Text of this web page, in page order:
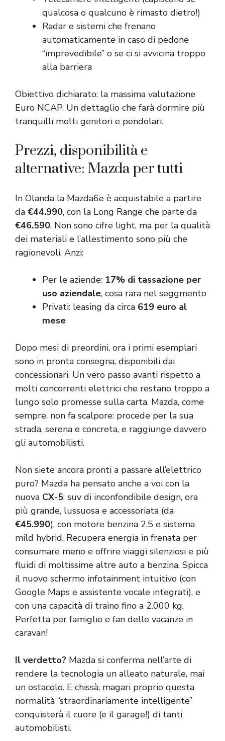
qualcosa o qualcuno è rimasto dietro!)
Radar e sistemi che frenano
automaticamente in caso di pedone
“imprevedibile” o se ci si avvicina troppo
alla barriera
Obiettivo dichiarato: la massima valutazione
Euro NCAP. Un dettaglio che farà dormire più
tranquilli molti genitori e pendolari.
Prezzi, disponibilità e
alternative: Mazda per tutti
In Olanda la Mazda6e è acquistabile a partire
da €44.990, con la Long Range che parte da
€46.590. Non sono cifre light, ma per la qualità
dei materiali e l’allestimento sono più che
ragionevoli. Anzi:
Per le aziende: 17% di tassazione per
uso aziendale, cosa rara nel seggmento
Privati: leasing da circa 619 euro al
mese
Dopo mesi di preordini, ora i primi esemplari
sono in pronta consegna, disponibili dai
concessionari. Un vero passo avanti rispetto a
molti concorrenti elettrici che restano troppo a
lungo solo promesse sulla carta. Mazda, come
sempre, non fa scalpore: procede per la sua
strada, serena e concreta, e raggiunge davvero
gli automobilisti.
Non siete ancora pronti a passare all’elettrico
puro? Mazda ha pensato anche a voi con la
nuova CX-5: suv di inconfondibile design, ora
più grande, lussuosa e accessoriata (da
€45.990), con motore benzina 2.5 e sistema
mild hybrid. Recupera energia in frenata per
consumare meno e offrire viaggi silenziosi e più
fluidi di moltissime altre auto a benzina. Spicca
il nuovo schermo infotainment intuitivo (con
Google Maps e assistente vocale integrati), e
con una capacità di traino fino a 2.000 kg.
Perfetta per famiglie e fan delle vacanze in
caravan!
Il verdetto? Mazda si conferma nell’arte di
rendere la tecnologia un alleato naturale, mai
un ostacolo. E chissà, magari proprio questa
normalità “straordinariamente intelligente”
conquisterà il cuore (e il garage!) di tanti
automobilisti.